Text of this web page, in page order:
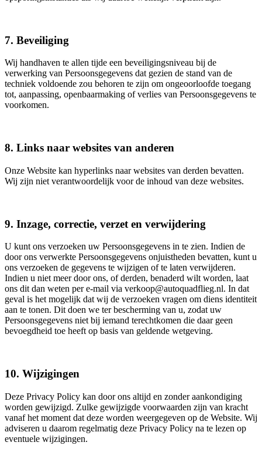
7. Beveiliging
Wij handhaven te allen tijde een beveiligingsniveau bij de
verwerking van Persoonsgegevens dat gezien de stand van de
techniek voldoende zou behoren te zijn om ongeoorloofde toegang
tot, aanpassing, openbaarmaking of verlies van Persoonsgegevens te
voorkomen.
8. Links naar websites van anderen
Onze Website kan hyperlinks naar websites van derden bevatten.
Wij zijn niet verantwoordelijk voor de inhoud van deze websites.
9. Inzage, correctie, verzet en verwijdering
U kunt ons verzoeken uw Persoonsgegevens in te zien. Indien de
door ons verwerkte Persoonsgegevens onjuistheden bevatten, kunt u
ons verzoeken de gegevens te wijzigen of te laten verwijderen.
Indien u niet meer door ons, of derden, benaderd wilt worden, laat
ons dit dan weten per e-mail via verkoop@autoquadflieg.nl. In dat
geval is het mogelijk dat wij de verzoeken vragen om diens identiteit
aan te tonen. Dit doen we ter bescherming van u, zodat uw
Persoonsgegevens niet bij iemand terechtkomen die daar geen
bevoegdheid toe heeft op basis van geldende wetgeving.
10. Wijzigingen
Deze Privacy Policy kan door ons altijd en zonder aankondiging
worden gewijzigd. Zulke gewijzigde voorwaarden zijn van kracht
vanaf het moment dat deze worden weergegeven op de Website. Wij
adviseren u daarom regelmatig deze Privacy Policy na te lezen op
eventuele wijzigingen.